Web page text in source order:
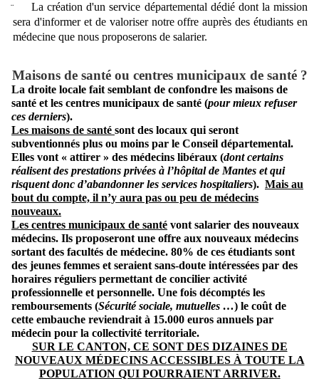
¨
La création d'un service départemental dédié dont la mission
sera d'informer et de valoriser notre offre auprès des étudiants en
médecine que nous proposerons de salarier.
Maisons de santé ou centres municipaux de santé ?
La droite locale fait semblant de confondre les maisons de
santé et les centres municipaux de santé (pour mieux refuser
ces derniers).
Les maisons de santé sont des locaux qui seront
subventionnés plus ou moins par le Conseil départemental.
Elles vont « attirer » des médecins libéraux (dont certains
réalisent des prestations privées à l’hôpital de Mantes et qui
risquent donc d’abandonner les services hospitaliers). Mais au
bout du compte, il n’y aura pas ou peu de médecins
nouveaux.
Les centres municipaux de santé vont salarier des nouveaux
médecins. Ils proposeront une offre aux nouveaux médecins
sortant des facultés de médecine. 80% de ces étudiants sont
des jeunes femmes et seraient sans-doute intéressées par des
horaires réguliers permettant de concilier activité
professionnelle et personnelle. Une fois décomptés les
remboursements (Sécurité sociale, mutuelles …) le coût de
cette embauche reviendrait à 15.000 euros annuels par
médecin pour la collectivité territoriale.
SUR LE CANTON, CE SONT DES DIZAINES DE
NOUVEAUX MÉDECINS ACCESSIBLES À TOUTE LA
POPULATION QUI POURRAIENT ARRIVER.